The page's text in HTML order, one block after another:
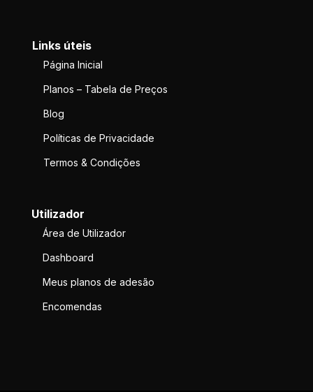
Links úteis
Página Inicial
Planos – Tabela de Preços
Blog
Políticas de Privacidade
Termos & Condições
Utilizador
Área de Utilizador
Dashboard
Meus planos de adesão
Encomendas